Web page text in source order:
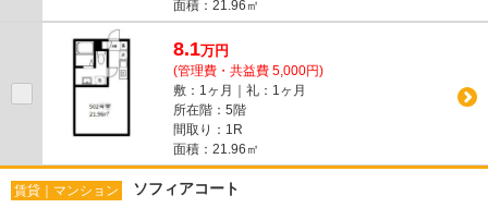
面積：21.96㎡
8.1万円
(管理費・共益費 5,000円)
敷：1ヶ月｜礼：1ヶ月
所在階：5階
間取り：1R
面積：21.96㎡
賃貸｜マンション ソフィアコート